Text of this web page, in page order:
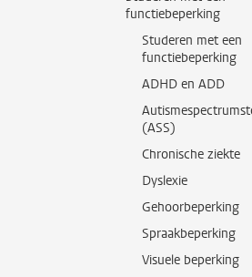
functiebeperking
Studeren met een
functiebeperking
ADHD en ADD
(ASS)
Chronische ziekte
Dyslexie
Gehoorbeperking
Spraakbeperking
Visuele beperking